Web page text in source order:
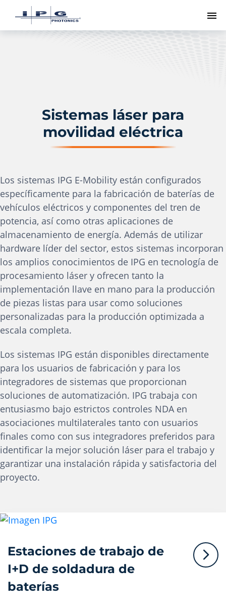
Sistemas láser para
movilidad eléctrica
Los sistemas IPG E-Mobility están configurados
específicamente para la fabricación de baterías de
vehículos eléctricos y componentes del tren de
potencia, así como otras aplicaciones de
almacenamiento de energía. Además de utilizar
hardware líder del sector, estos sistemas incorporan
los amplios conocimientos de IPG en tecnología de
procesamiento láser y ofrecen tanto la
implementación llave en mano para la producción
de piezas listas para usar como soluciones
personalizadas para la producción optimizada a
escala completa.
Los sistemas IPG están disponibles directamente
para los usuarios de fabricación y para los
integradores de sistemas que proporcionan
soluciones de automatización. IPG trabaja con
entusiasmo bajo estrictos controles NDA en
asociaciones multilaterales tanto con usuarios
finales como con sus integradores preferidos para
identificar la mejor solución láser para el trabajo y
garantizar una instalación rápida y satisfactoria del
proyecto.
Estaciones de trabajo de
I+D de soldadura de
baterías